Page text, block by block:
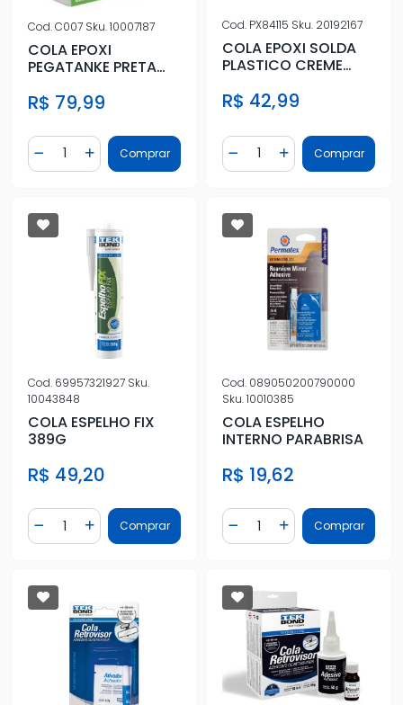
Cod.C007 Sku.10007187
COLA EPOXI
PEGATANKE PRETA
R$ 79,99
Diminuir Quantidade
Quantidade
Adicionar Quantidade
Comprar
Cod. PX84115 Sku. 20192167
COLA EPOXI SOLDA
PLASTICO CREME
R$ 42,99
Diminuir Quantidade
Quantidade
AdicionarComprar
Cod. 69957321927 Sku.
10043848
COLA ESPELHO FIX
389G
R$ 49,20
Diminuir Quantidade
Quantidade
Adicionar Quantidade
Comprar
Cod. 089050200790000
Sku.10010385
COLA ESPELHO
INTERNO PARABRISA
R$ 19,62
Diminuir Quantidade
Quantidade
AdicionarComprar